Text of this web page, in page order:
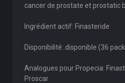
cancer de prostate et prostatic
Ingrédient actif: Finasteride
Disponibilité: disponible (36
Analogues pour Propecia:
Proscar